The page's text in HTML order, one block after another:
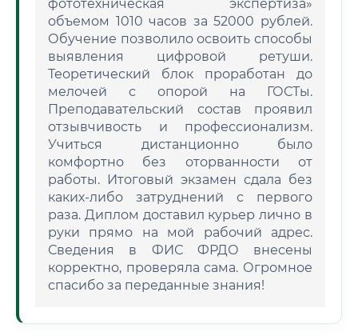
фототехническая экспертиза»
объемом 1010 часов за 52000 рублей.
Обучение позволило освоить способы
выявления цифровой ретуши.
Теоретический блок проработан до
мелочей с опорой на ГОСТы.
Преподавательский состав проявил
отзывчивость и профессионализм.
Учиться дистанционно было
комфортно без оторванности от
работы. Итоговый экзамен сдала без
каких-либо затруднений с первого
раза. Диплом доставил курьер лично в
руки прямо на мой рабочий адрес.
Сведения в ФИС ФРДО внесены
корректно, проверяла сама. Огромное
спасибо за переданные знания!